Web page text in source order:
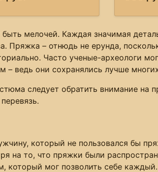
мелочей. Каждая значимая
Пряжка – отнюдь не ерунда,
Часто ученые-археологи
ведь они сохранялись лучше
следует обратить внимание на
который не пользовался бы
на то, что пряжки были
который мог позволить себе каждый.